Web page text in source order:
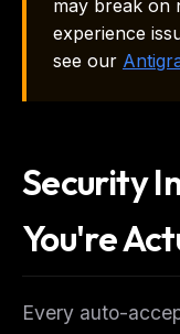
may break on
experience
see our
Security
You're
Every auto-